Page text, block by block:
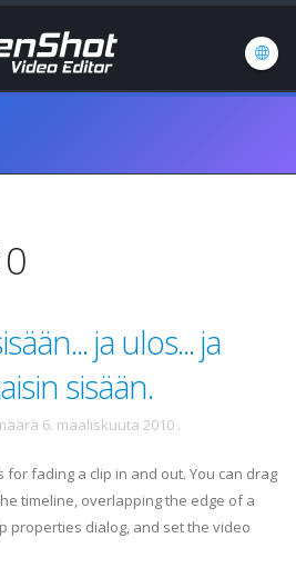
ja ulos... ja
sisään.
6. maaliskuuta 2010 .
fading a clip in and out. You can drag
timeline, overlapping the edge of a
properties dialog, and set the video